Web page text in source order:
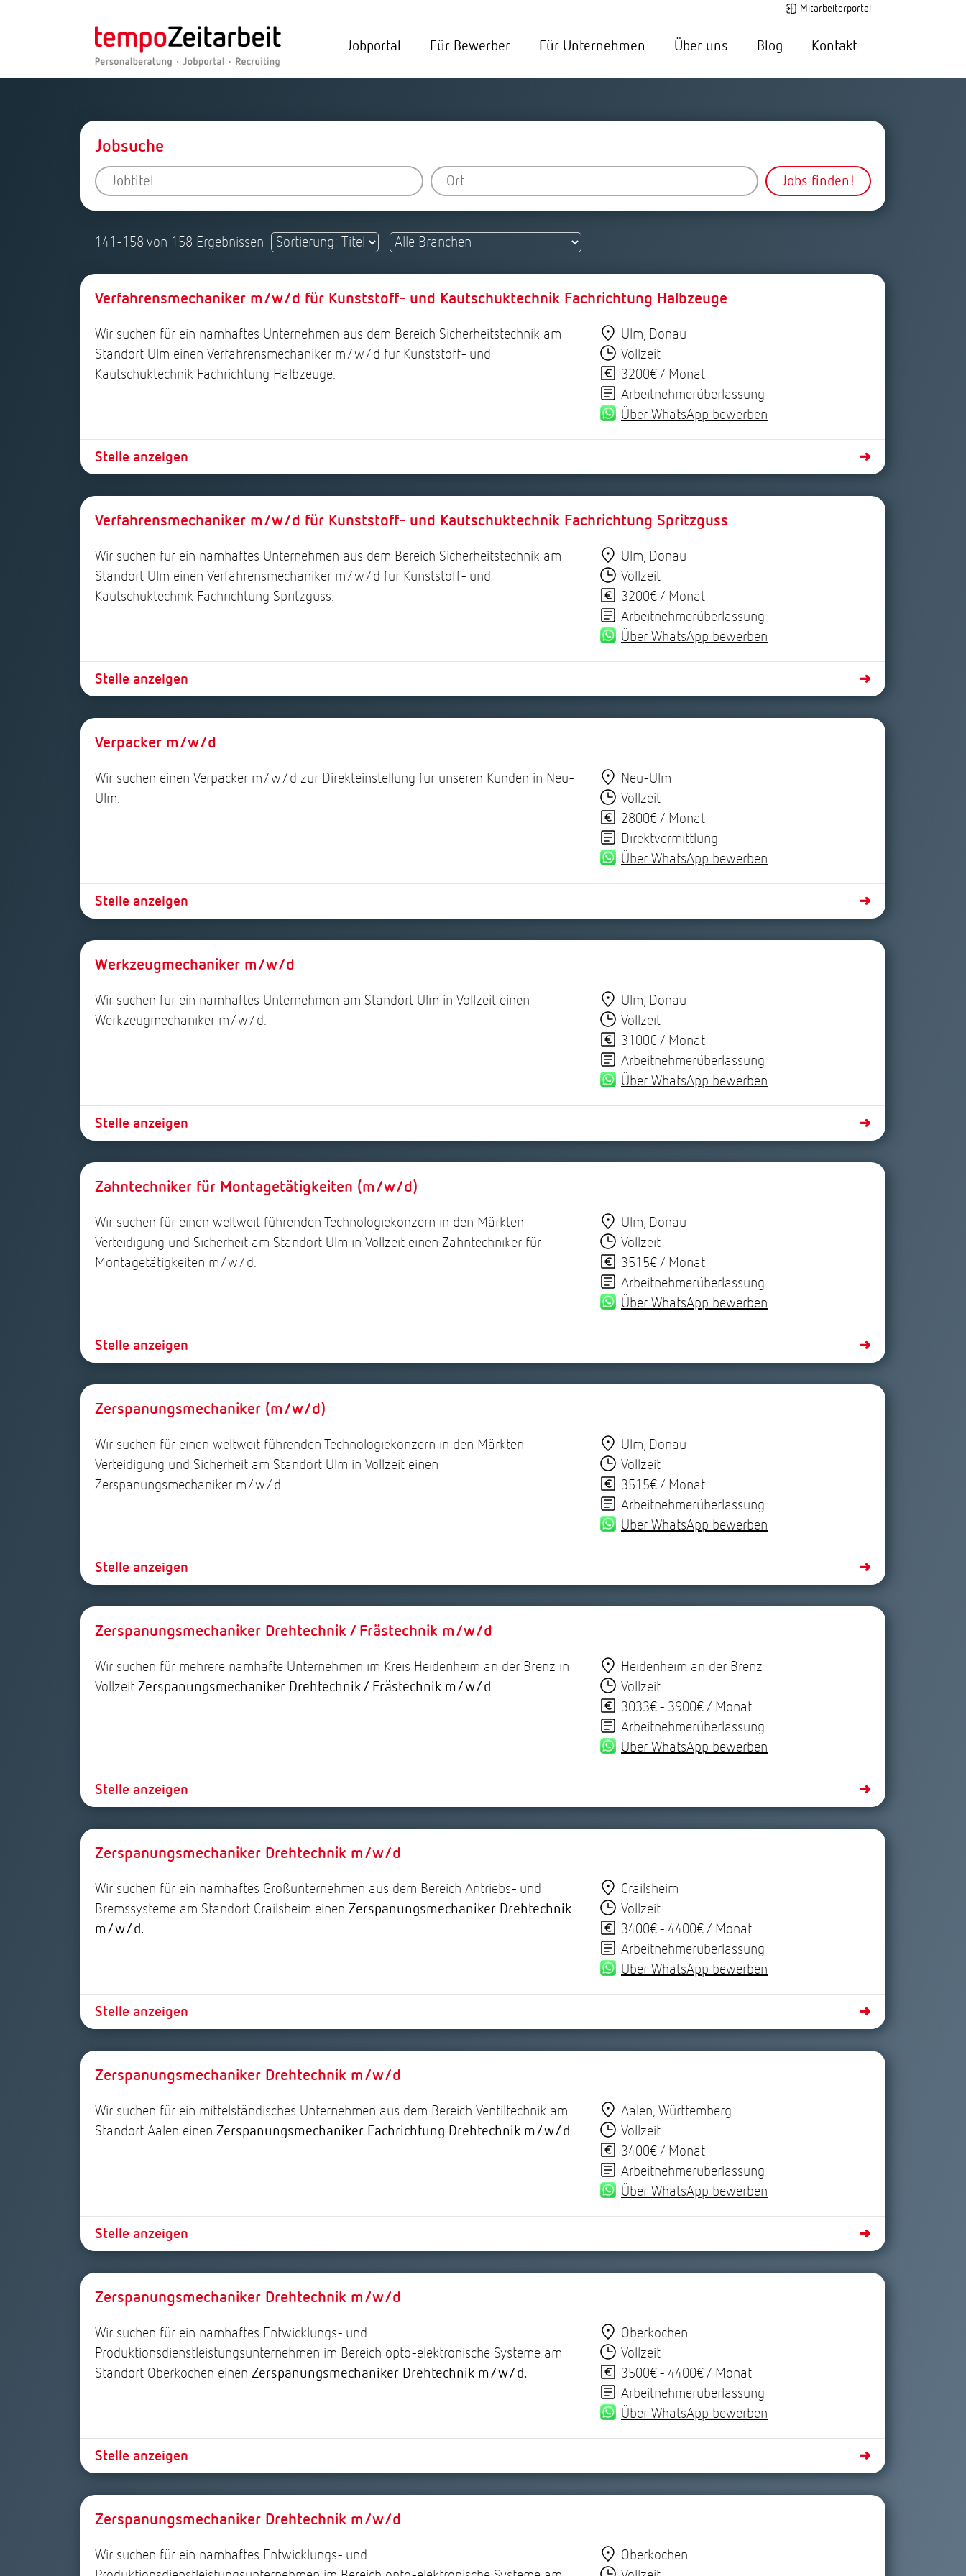
Mitarbeiterportal
Jobportal Für Bewerber Für Unternehmen Über uns Blog Kontakt
Jobsuche
Jobs finden!
141-158 von 158 Ergebnissen
Verfahrensmechaniker m/w/d für Kunststoff- und Kautschuktechnik Fachrichtung Halbzeuge
Ulm, Donau
Vollzeit
3200€ / Monat
Arbeitnehmerüberlassung
Über WhatsApp bewerben
Wir suchen für ein namhaftes Unternehmen aus dem Bereich Sicherheitstechnik am
Standort Ulm einen Verfahrensmechaniker m/w/d für Kunststoff- und
Kautschuktechnik Fachrichtung Halbzeuge.
Stelle anzeigen ➜
Verfahrensmechaniker m/w/d für Kunststoff- und Kautschuktechnik Fachrichtung Spritzguss
Ulm, Donau
Vollzeit
3200€ / Monat
Arbeitnehmerüberlassung
Über WhatsApp bewerben
Wir suchen für ein namhaftes Unternehmen aus dem Bereich Sicherheitstechnik am
Standort Ulm einen Verfahrensmechaniker m/w/d für Kunststoff- und
Kautschuktechnik Fachrichtung Spritzguss.
Stelle anzeigen ➜
Verpacker m/w/d
Neu-Ulm
Vollzeit
2800€ / Monat
Direktvermittlung
Über WhatsApp bewerben
Wir suchen einen Verpacker m/w/d zur Direkteinstellung für unseren Kunden in Neu-
Ulm.
Stelle anzeigen ➜
Werkzeugmechaniker m/w/d
Ulm, Donau
Vollzeit
3100€ / Monat
Arbeitnehmerüberlassung
Über WhatsApp bewerben
Wir suchen für ein namhaftes Unternehmen am Standort Ulm in Vollzeit einen
Werkzeugmechaniker m/w/d.
Stelle anzeigen ➜
Zahntechniker für Montagetätigkeiten (m/w/d)
Ulm, Donau
Vollzeit
3515€ / Monat
Arbeitnehmerüberlassung
Über WhatsApp bewerben
Wir suchen für einen weltweit führenden Technologiekonzern in den Märkten
Verteidigung und Sicherheit am Standort Ulm in Vollzeit einen Zahntechniker für
Montagetätigkeiten m/w/d.
Stelle anzeigen ➜
Zerspanungsmechaniker (m/w/d)
Ulm, Donau
Vollzeit
3515€ / Monat
Arbeitnehmerüberlassung
Über WhatsApp bewerben
Wir suchen für einen weltweit führenden Technologiekonzern in den Märkten
Verteidigung und Sicherheit am Standort Ulm in Vollzeit einen
Zerspanungsmechaniker m/w/d.
Stelle anzeigen ➜
Zerspanungsmechaniker Drehtechnik / Frästechnik m/w/d
Heidenheim an der Brenz
Vollzeit
3033€ - 3900€ / Monat
Arbeitnehmerüberlassung
Über WhatsApp bewerben
Wir suchen für mehrere namhafte Unternehmen im Kreis Heidenheim an der Brenz in
Vollzeit Zerspanungsmechaniker Drehtechnik / Frästechnik m/w/d.
Stelle anzeigen ➜
Zerspanungsmechaniker Drehtechnik m/w/d
Crailsheim
Vollzeit
3400€ - 4400€ / Monat
Arbeitnehmerüberlassung
Über WhatsApp bewerben
Wir suchen für ein namhaftes Großunternehmen aus dem Bereich Antriebs- und
Bremssysteme am Standort Crailsheim einen Zerspanungsmechaniker Drehtechnik
m/w/d.
Stelle anzeigen ➜
Zerspanungsmechaniker Drehtechnik m/w/d
Aalen, Württemberg
Vollzeit
3400€ / Monat
Arbeitnehmerüberlassung
Über WhatsApp bewerben
Wir suchen für ein mittelständisches Unternehmen aus dem Bereich Ventiltechnik am
Standort Aalen einen Zerspanungsmechaniker Fachrichtung Drehtechnik m/w/d.
Stelle anzeigen ➜
Zerspanungsmechaniker Drehtechnik m/w/d
Oberkochen
Vollzeit
3500€ - 4400€ / Monat
Arbeitnehmerüberlassung
Über WhatsApp bewerben
Wir suchen für ein namhaftes Entwicklungs- und
Produktionsdienstleistungsunternehmen im Bereich opto-elektronische Systeme am
Standort Oberkochen einen Zerspanungsmechaniker Drehtechnik m/w/d.
Stelle anzeigen ➜
Zerspanungsmechaniker Drehtechnik m/w/d
Oberkochen
Wir suchen für ein namhaftes Entwicklungs- und